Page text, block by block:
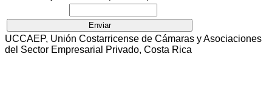
UCCAEP, Unión Costarricense de Cámaras y Asociaciones
del Sector Empresarial Privado, Costa Rica